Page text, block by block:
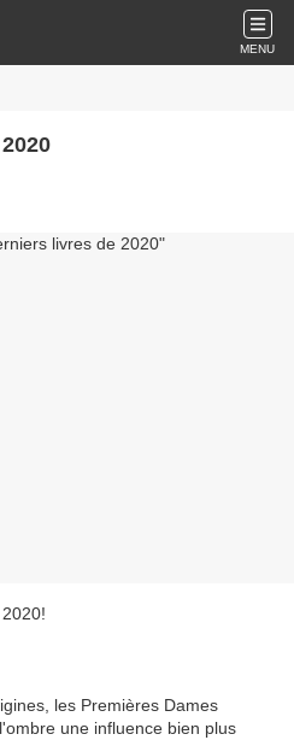
MENU
les Premières Dames
une influence bien plus